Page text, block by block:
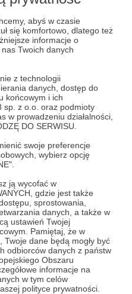
abyś w czasie
się komfortowo, dlatego też
informacje o
Twoich danych
z technologii
danych, dostęp do
końcowym i ich
sp. z o.o. oraz podmioty
w prowadzeniu działalności,
DO SERWISU.
swoje preferencje
wybierz opcję
ją wycofać w
gdzie jest także
sprostowania,
danych, a także w
ustawień Twojej
Pamiętaj, że w
dane będą mogły być
odbiorców danych z państw
Obszaru
informacje na
w tym celów
polityce prywatności.
naszej obsady ;)
również 5 % ZNIŻKI
osobiście lub wskazać
skorzystać ;) Więcej
przeczytać na
prosceniumfundacja.pl
Srebrnego
zaproszenia o 4 bilety
- Twój wybór!
jednorazowym
a chciałbyś np.
grupie Patronów, to w
subskrybcji (i
progu